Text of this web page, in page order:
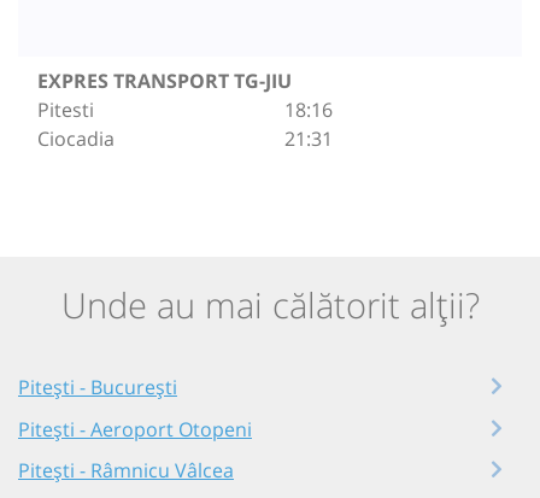
EXPRES TRANSPORT TG-JIU
Pitesti
Ciocadia
18:16
21:31
Unde au mai călătorit alții?
Pitești - București
Pitești - Aeroport Otopeni
Pitești - Râmnicu Vâlcea